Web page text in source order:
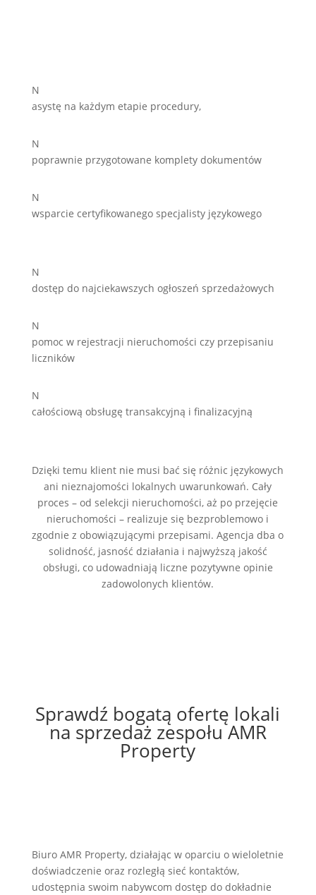
N
asystę na każdym etapie procedury,
N
poprawnie przygotowane komplety dokumentów
N
wsparcie certyfikowanego specjalisty językowego
N
dostęp do najciekawszych ogłoszeń sprzedażowych
N
pomoc w rejestracji nieruchomości czy przepisaniu
liczników
N
całościową obsługę transakcyjną i finalizacyjną
Dzięki temu klient nie musi bać się różnic językowych
ani nieznajomości lokalnych uwarunkowań. Cały
proces – od selekcji nieruchomości, aż po przejęcie
nieruchomości – realizuje się bezproblemowo i
zgodnie z obowiązującymi przepisami. Agencja dba o
solidność, jasność działania i najwyższą jakość
obsługi, co udowadniają liczne pozytywne opinie
zadowolonych klientów.
Sprawdź bogatą ofertę lokali
na sprzedaż zespołu AMR
Property
Biuro AMR Property, działając w oparciu o wieloletnie
doświadczenie oraz rozległą sieć kontaktów,
udostępnia swoim nabywcom dostęp do dokładnie